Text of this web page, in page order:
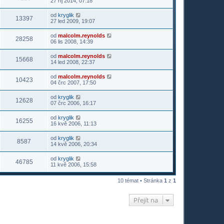
13397 od kryglik
27 led 2009, 19:07
28258 od malcolm.reynolds
06 lis 2008, 14:39
15668 od malcolm.reynolds
14 led 2008, 22:37
10423 od malcolm.reynolds
04 črc 2007, 17:50
12628 od kryglik
07 črc 2006, 16:17
16255 od kryglik
16 kvě 2006, 11:13
8587 od kryglik
14 kvě 2006, 20:34
46785 od kryglik
11 kvě 2006, 15:58
10 témat • Stránka 1 z 1
Přejít na